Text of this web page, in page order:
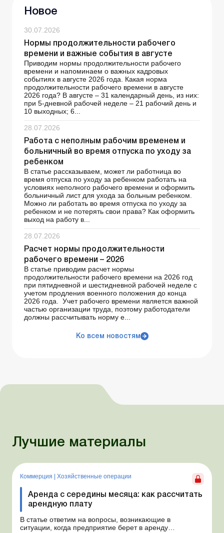
Новое
30.07.2026
Нормы продолжительности рабочего
времени и важные события в августе
Приводим нормы продолжительности рабочего
времени и напоминаем о важных кадровых
событиях в августе 2026 года. Какая норма
продолжительности рабочего времени в августе
2026 года? В августе – 31 календарный день, из них:
при 5-дневной рабочей неделе – 21 рабочий день и
10 выходных; 6...
28.07.2026
Работа с неполным рабочим временем и
больничный во время отпуска по уходу за
ребенком
В статье рассказываем, может ли работница во
время отпуска по уходу за ребенком работать на
условиях неполного рабочего времени и оформить
больничный лист для ухода за больным ребенком.
Можно ли работать во время отпуска по уходу за
ребенком и не потерять свои права? Как оформить
выход на работу в...
28.07.2026
Расчет нормы продолжительности
рабочего времени – 2026
В статье приводим расчет нормы
продолжительности рабочего времени на 2026 год
при пятидневной и шестидневной рабочей неделе с
учетом продления военного положения до конца
2026 года. Учет рабочего времени является важной
частью организации труда, поэтому работодатели
должны рассчитывать норму е...
Ко всем новостям
Лучшие материалы
Коммерция Хозяйственные операции
Аренда с середины месяца: как рассчитать
арендную плату
В статье ответим на вопросы, возникающие в
ситуации, когда предприятие берет в аренду